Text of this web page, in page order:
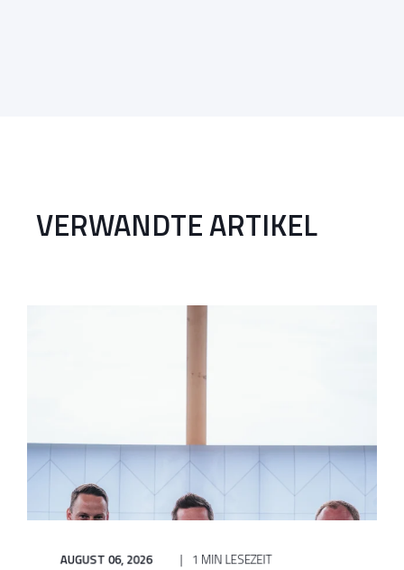
VERWANDTE ARTIKEL
AUGUST 06, 2026 1 MIN LESEZEIT